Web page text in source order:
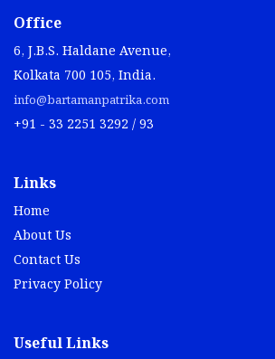
Office
6, J.B.S. Haldane Avenue,
Kolkata 700 105, India.
info@bartamanpatrika.com
+91 - 33 2251 3292 / 93
Links
Home
About Us
Contact Us
Privacy Policy
Useful Links